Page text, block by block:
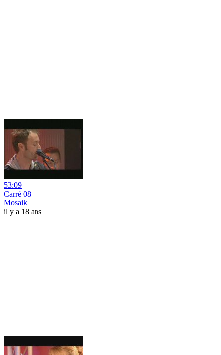
53:09
Carré 08
Mosaik
il y a 18 ans